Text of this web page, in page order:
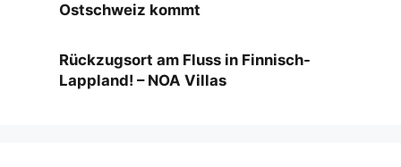
Ostschweiz kommt
Rückzugsort am Fluss in Finnisch-
Lappland! – NOA Villas